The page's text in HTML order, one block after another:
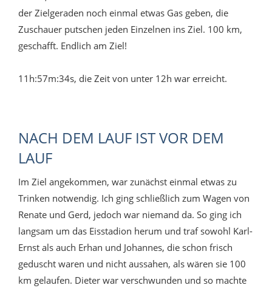
der Zielgeraden noch einmal etwas Gas geben, die
Zuschauer putschen jeden Einzelnen ins Ziel. 100 km,
geschafft. Endlich am Ziel!
11h:57m:34s, die Zeit von unter 12h war erreicht.
NACH DEM LAUF IST VOR DEM
LAUF
Im Ziel angekommen, war zunächst einmal etwas zu
Trinken notwendig. Ich ging schließlich zum Wagen von
Renate und Gerd, jedoch war niemand da. So ging ich
langsam um das Eisstadion herum und traf sowohl Karl-
Ernst als auch Erhan und Johannes, die schon frisch
geduscht waren und nicht aussahen, als wären sie 100
km gelaufen. Dieter war verschwunden und so machte